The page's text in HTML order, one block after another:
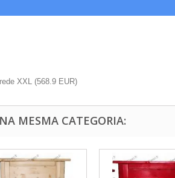
XXL (568.9 EUR)
MESMA CATEGORIA: